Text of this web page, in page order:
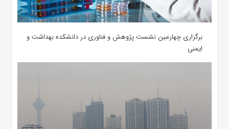
برگزاری چهارمین نشست پژوهش و فناوری در دانشکده بهداشت و
ایمنی